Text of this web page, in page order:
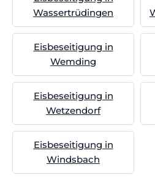
Wassertrüdingen
Eisbeseitigung in
Wemding
Eisbeseitigung in
Wetzendorf
Eisbeseitigung in
Windsbach